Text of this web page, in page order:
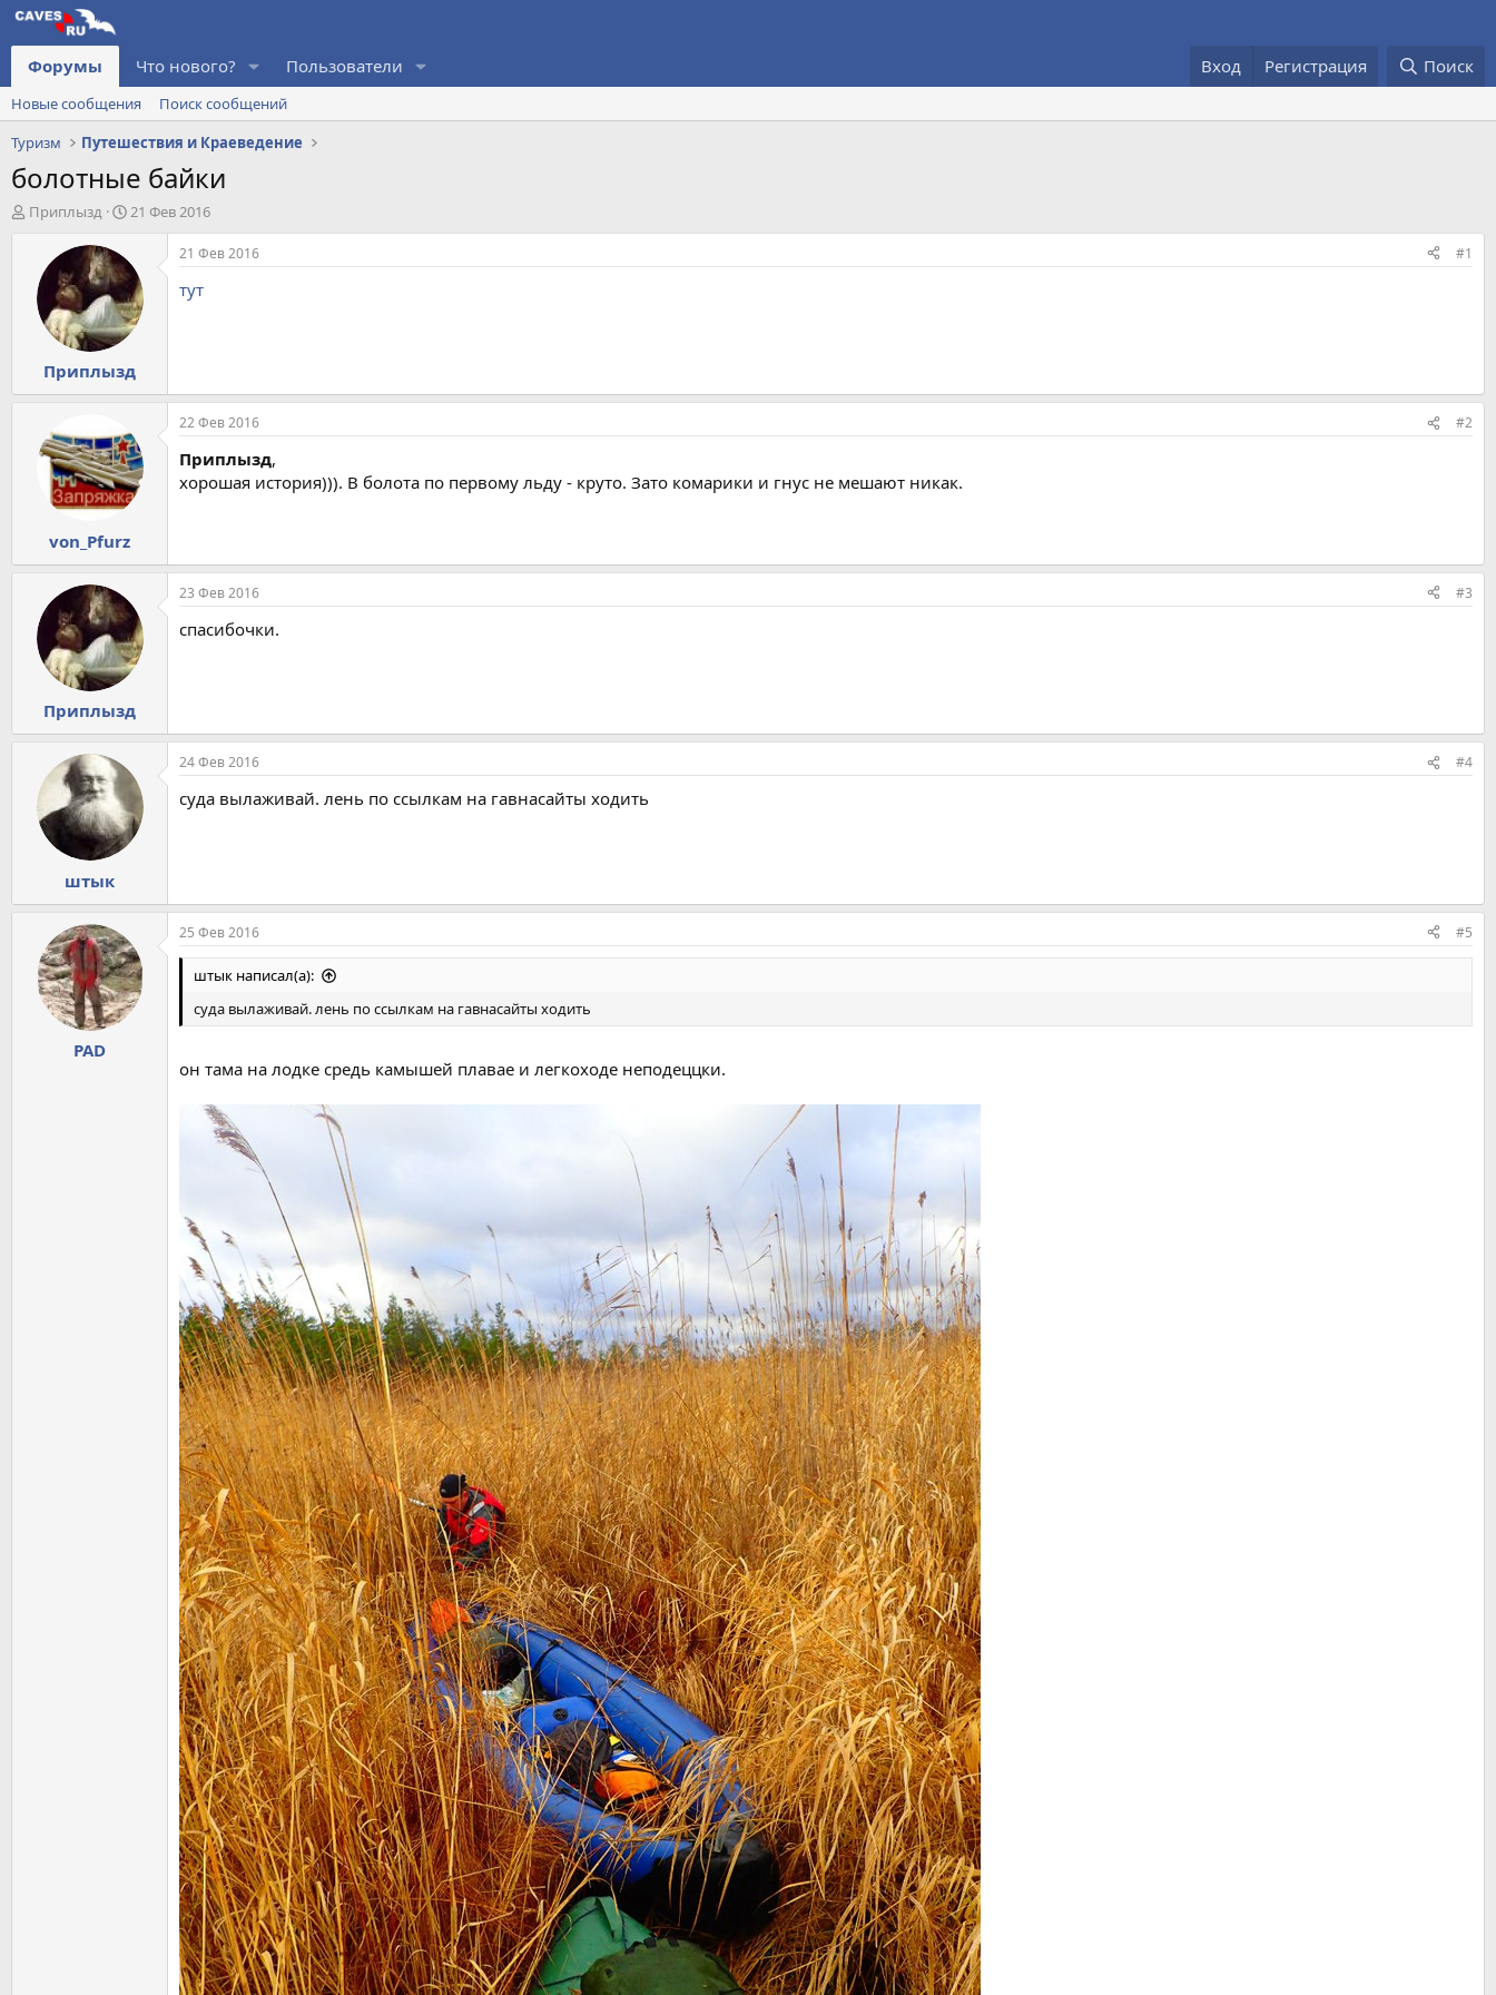
Форумы Что нового? Пользователи Вход Регистрация Поиск
Новые сообщения
Поиск сообщений
Туризм
Путешествия и Краеведение
болотные байки
А
Приплызд
Д
а
н
а
ч
л
а
21 Фев 2016
Приплызд
21 Фев 2016 #1
тут
von_Pfurz
22 Фев 2016 #2
Приплызд,
хорошая история))). В болота по первому льду - круто. Зато комарики и гнус не мешают никак.
Приплызд
23 Фев 2016 #3
спасибочки.
штык
24 Фев 2016 #4
суда вылаживай. лень по ссылкам на гавнасайты ходить
PAD
25 Фев 2016 #5
штык написал(а):
суда вылаживай. лень по ссылкам на гавнасайты ходить
он тама на лодке средь камышей плавае и легкоходе неподеццки.